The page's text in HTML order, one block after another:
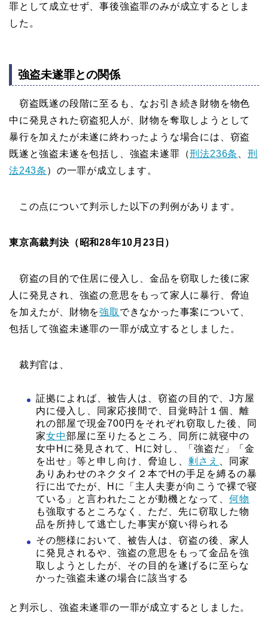
罪として成立せず、事後強盗罪のみが成立するとしま
した。
強盗未遂罪との関係
窃盗既遂の段階に至るも、なお引き続き財物を物色
中に発見された窃盗犯人が、財物を奪取しようとして
暴行を加えたが未遂に終わったような場合には、窃盗
既遂と強盗未遂を包括し、強盗未遂罪（刑法236条 、刑
法243条 ）の一罪が成立します。
この点について判示した以下の判例があります。
東京高裁判決（昭和28年10月23日）
窃盗の目的で住居に侵入し、金品を窃取した後に家
人に発見され、強盗の意思をもって家人に暴行、脅迫
を加えたが、財物を強取 できなかった事案について、
包括して強盗未遂罪の一罪が成立するとしました。
裁判官は、
証拠によれば、被告人は、窃盗の目的で、J方屋
内に侵入し、同家応接間で、目覚時計１個、離
れの部屋で現金700円をそれぞれ窃取した後、同
家女中部屋に至りたるところ、同所に就寝中の
女中Hに発見されて、Hに対し、「強盗だ」「金
を出せ」等と申し向け、脅迫し、 剰さえ
、同家
ありあわせのネクタイ２本でHの手足を縛るの暴
行に出でたが、Hに「主人夫妻が向こうで裸で寝
ている」と言われたことが動機となって、 何物
も強取するところなく、ただ、先に窃取した物
品を所持して逃亡した事実が窺い得られる
その態様において、被告人は、窃盗の後、家人
に発見されるや、強盗の意思をもって金品を強
取しようとしたが、その目的を遂げるに至らな
かった強盗未遂の場合に該当する
と判示し、強盗未遂罪の一罪が成立するとしました。